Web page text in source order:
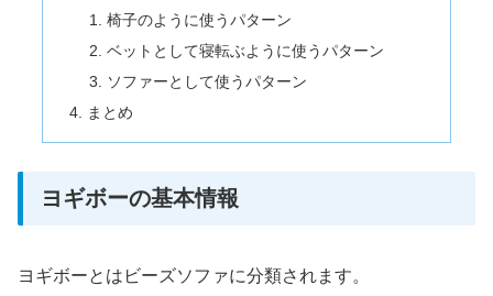
椅子のように使うパターン
ベットとして寝転ぶように使うパターン
ソファーとして使うパターン
まとめ
ヨギボーの基本情報
ヨギボーとはビーズソファに分類されます。